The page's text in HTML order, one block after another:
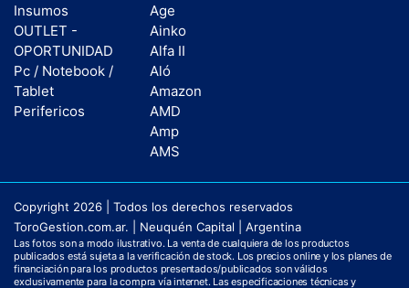
Insumos
OUTLET -
OPORTUNIDAD
Pc / Notebook /
Tablet
Perifericos
Age
Ainko
Alfa II
Aló
Amazon
AMD
Amp
AMS
Copyright 2026 | Todos los derechos reservados
ToroGestion.com.ar. | Neuquén Capital | Argentina
Las fotos son a modo ilustrativo. La venta de cualquiera de los productos
publicados está sujeta a la verificación de stock. Los precios online y los planes de
financiación para los productos presentados/publicados son válidos
exclusivamente para la compra vía internet. Las especificaciones técnicas y